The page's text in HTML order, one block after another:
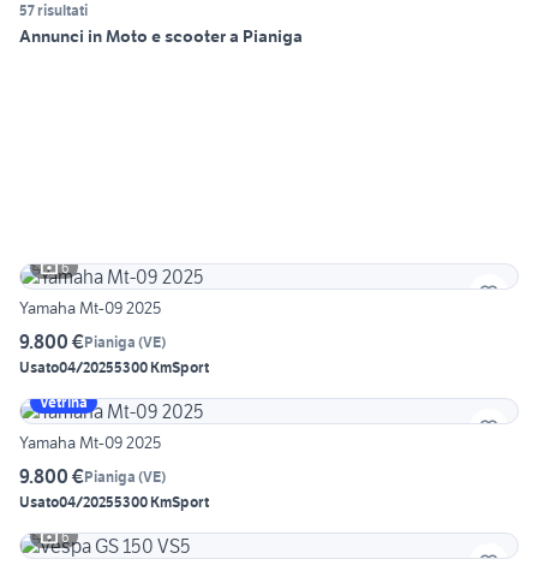
57 risultati
Annunci in Moto e scooter a Pianiga
6
Yamaha Mt-09 2025
9.800 €Pianiga (VE)
Usato04/20255300 KmSport
Vetrina
Yamaha Mt-09 2025
9.800 €Pianiga (VE)
Usato04/20255300 KmSport
6